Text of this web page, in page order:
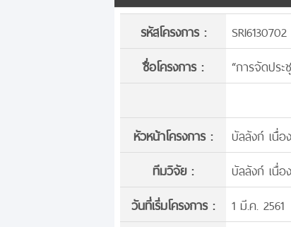
รหัสโครงการ :
SRI6130702
ชื่อโครงการ :
“การจัดปร
หัวหน้าโครงการ :
บัลลังก์ เนื่อ
ทีมวิจัย :
บัลลังก์ เนื่อ
วันที่เริ่มโครงการ :
1 มี.ค. 2561